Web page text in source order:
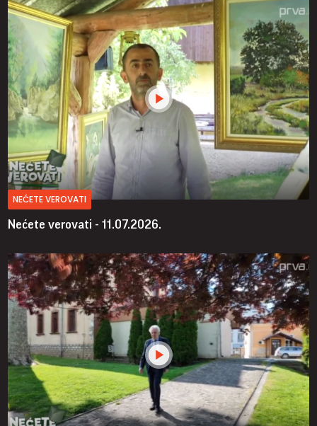
NEĆETE VEROVATI
Nećete verovati - 11.07.2026.